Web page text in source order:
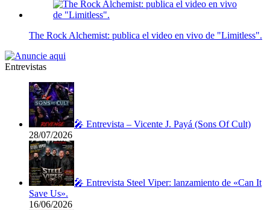
The Rock Alchemist: publica el video en vivo de "Limitless".
Entrevistas
🎤 Entrevista – Vicente J. Payá (Sons Of Cult)
28/07/2026
🎤 Entrevista Steel Viper: lanzamiento de «Can It
Save Us».
16/06/2026